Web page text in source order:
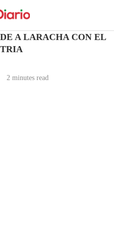
A LARACHA CON EL
2 minutes read